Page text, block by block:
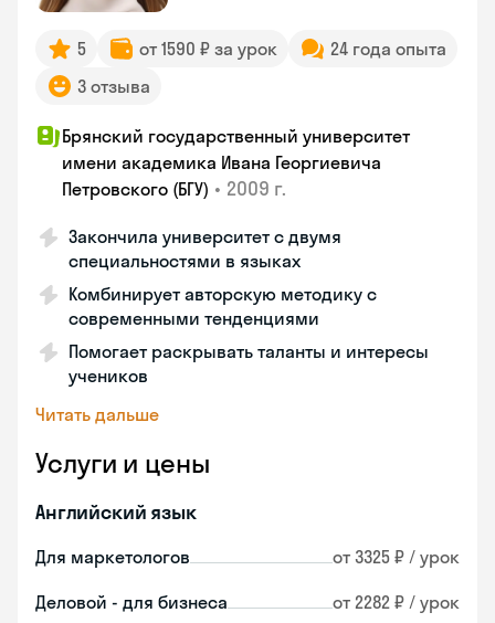
5 от 1590 ₽ за урок
24 года опыта
3 отзыва
Брянский государственный университет
имени академика Ивана Георгиевича
Петровского (БГУ) • 2009 г.
Закончила университет с двумя
специальностями в языках
Комбинирует авторскую методику с
современными тенденциями
Помогает раскрывать таланты и интересы
учеников
Читать дальше
Услуги и цены
Английский язык
Для маркетологов от 3325 ₽ / урок
Деловой - для бизнеса от 2282 ₽ / урок